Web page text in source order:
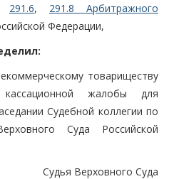
291.6, 291.8 Арбитражного
Федерации,
товариществу
жалобы для
Судебной коллегии по
Суда Российской
Судья Верховного Суда